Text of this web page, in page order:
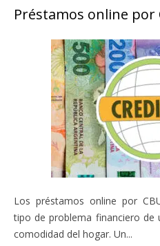
Préstamos online por
Los préstamos online por
tipo de problema financiero de
comodidad del hogar. Un...